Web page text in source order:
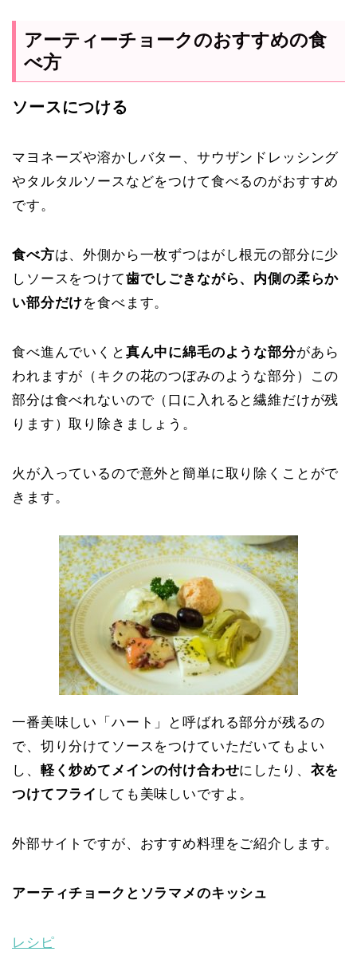
アーティーチョークのおすすめの食
べ方
ソースにつける
マヨネーズや溶かしバター、サウザンドレッシング
やタルタルソースなどをつけて食べるのがおすすめ
です。
食べ方は、外側から一枚ずつはがし根元の部分に少
しソースをつけて歯でしごきながら、内側の柔らか
い部分だけを食べます。
食べ進んでいくと 真ん中に綿毛のような部分があら
われますが（キクの花のつぼみのような部分）
この
部分は食べれないので（口に入れると繊維だけが残
ります）取り除きましょう。
火が入っているので意外と簡単に取り除くことがで
きます。
一番美味しい「ハート」と呼ばれる部分が残るの
で、切り分けてソースをつけていただいてもよい
し、 軽く炒めてメインの付け合わせにしたり、 衣を
つけてフライ しても美味しいですよ。
外部サイトですが、おすすめ料理をご紹介します。
アーティチョークとソラマメのキッシュ
レシピ